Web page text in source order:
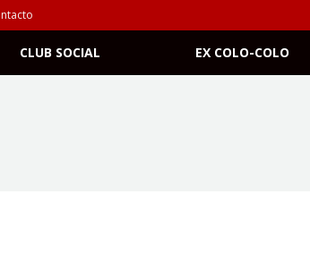
CLUB SOCIAL EX COLO-COLO